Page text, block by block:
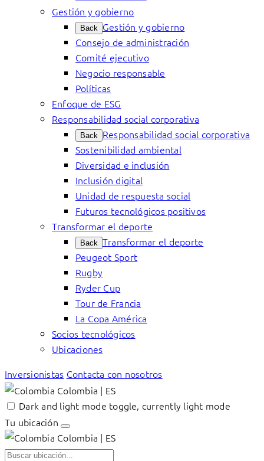
Gestión y gobierno
Back Gestión y gobierno
Consejo de administración
Comité ejecutivo
Negocio responsable
Políticas
Enfoque de ESG
Responsabilidad social corporativa
Back Responsabilidad social corporativa
Sostenibilidad ambiental
Diversidad e inclusión
Inclusión digital
Unidad de respuesta social
Futuros tecnológicos positivos
Transformar el deporte
Back Transformar el deporte
Peugeot Sport
Rugby
Ryder Cup
Tour de Francia
La Copa América
Socios tecnológicos
Ubicaciones
Inversionistas Contacta con nosotros
Colombia | ES
Dark and light mode toggle, currently light mode
Tu ubicación
Colombia | ES